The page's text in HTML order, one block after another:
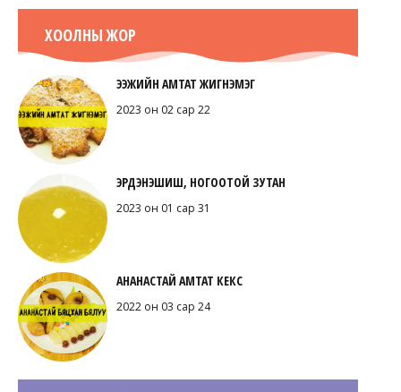
ХООЛНЫ ЖОР
ЭЭЖИЙН АМТАТ ЖИГНЭМЭГ
2023 он 02 сар 22
ЭРДЭНЭШИШ, НОГООТОЙ ЗУТАН
2023 он 01 сар 31
АНАНАСТАЙ АМТАТ КЕКС
2022 он 03 сар 24